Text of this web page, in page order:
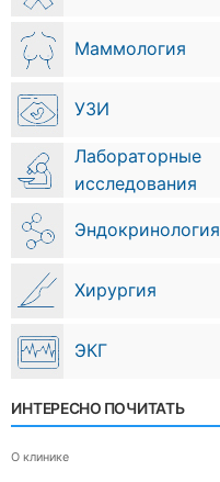
Маммология
УЗИ
Лабораторные
исследования
Эндокринология
Хирургия
ЭКГ
ИНТЕРЕСНО ПОЧИТАТЬ
О клинике